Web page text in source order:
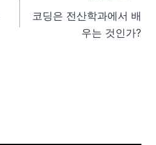
코딩은 전산학과에서 배
우는 것인가?